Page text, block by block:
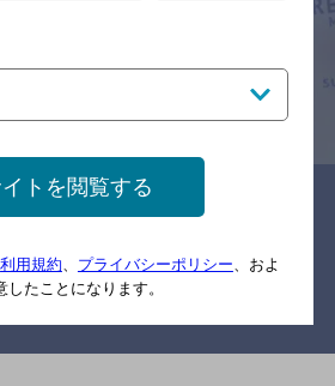
関連リンク
トを閲覧する
利用規約、 プライバシーポリシー、およ
たことになります。